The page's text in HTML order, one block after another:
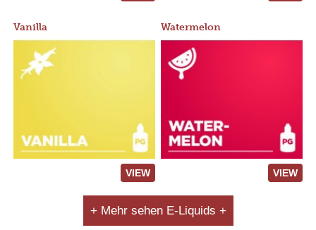
Vanilla
VIEW
Watermelon
VIEW
+ Mehr sehen E-Liquids +